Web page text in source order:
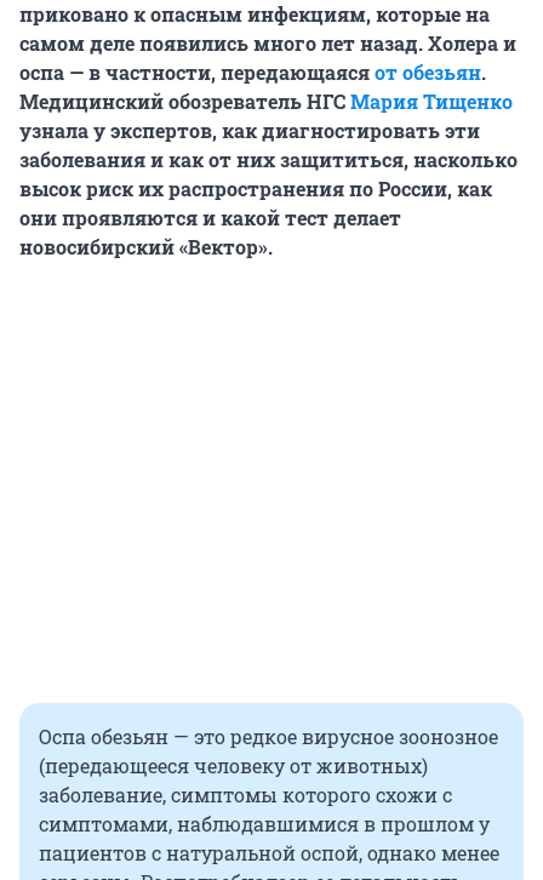
приковано к опасным инфекциям, которые на
самом деле появились много лет назад. Холера и
оспа — в частности, передающаясяот обезьян.
Медицинский обозреватель НГСМария Тищенко
узнала у экспертов, как диагностировать эти
заболевания и как от них защититься, насколько
высок риск их распространения по России, как
они проявляются и какой тест делает
новосибирский «Вектор».
Оспа обезьян — это редкое вирусное зоонозное
(передающееся человеку от животных)
заболевание, симптомы которого схожи с
симптомами, наблюдавшимися в прошлом у
пациентов с натуральной оспой, однако менее